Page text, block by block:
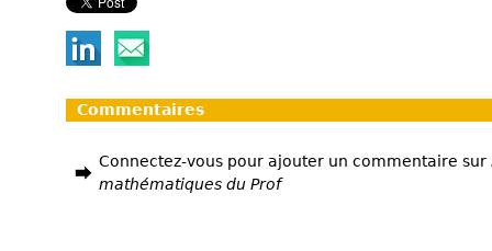
Commentaires
Connectez-vous pour ajouter un commentaire sur
mathématiques du Prof